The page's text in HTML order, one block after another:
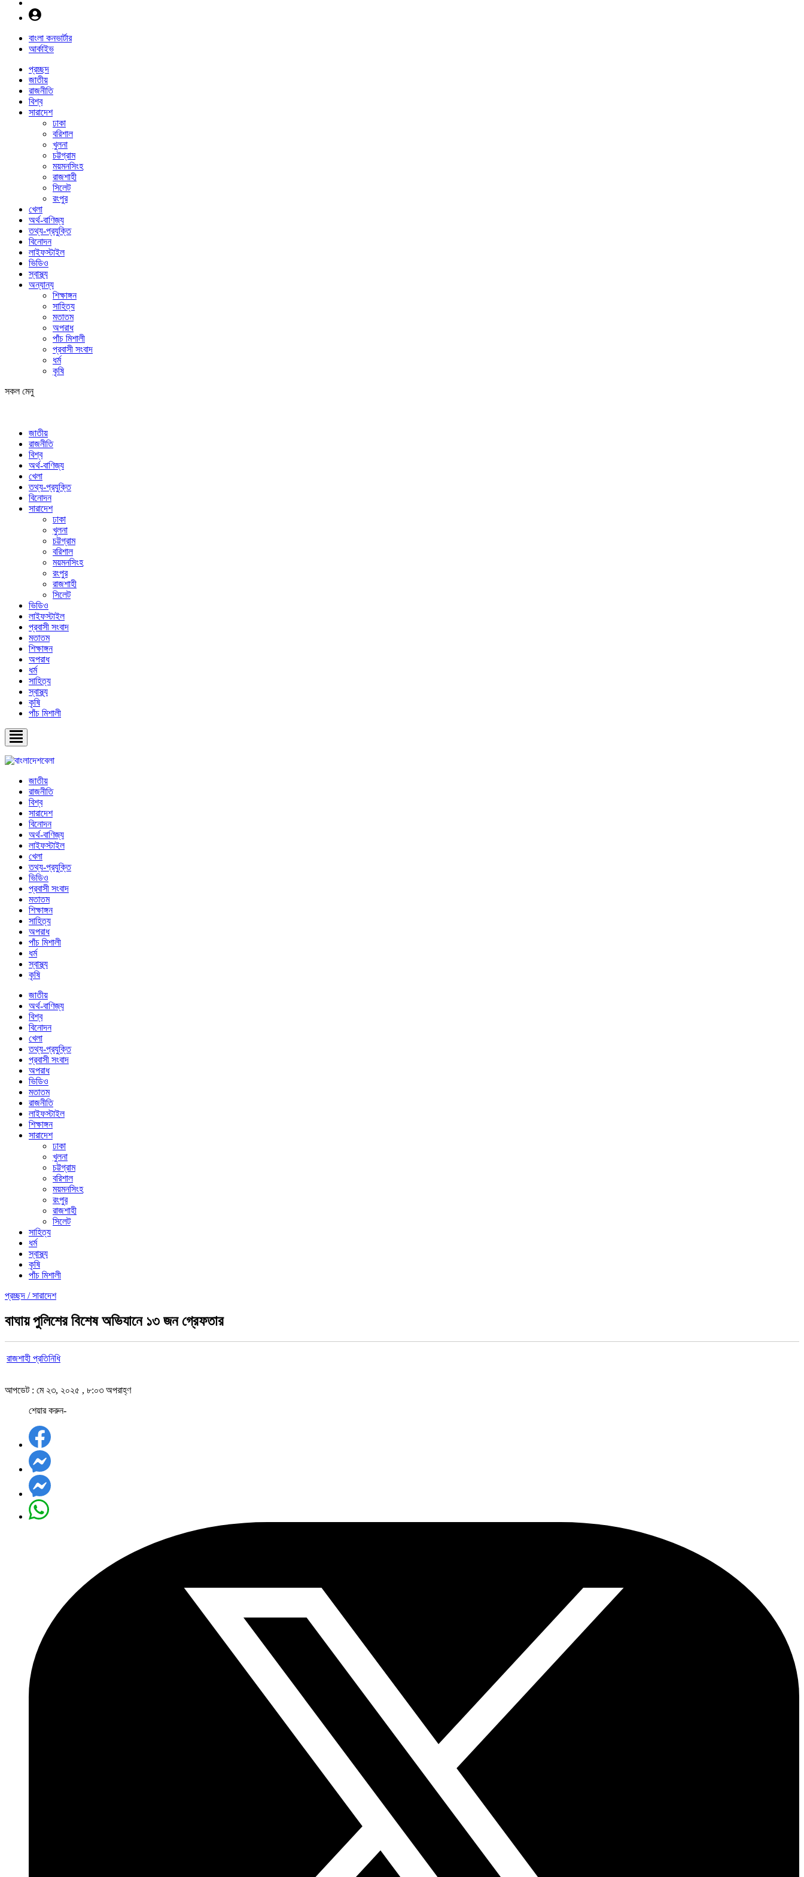
বাংলা কনভার্টার
আর্কাইভ
প্রচ্ছদ
জাতীয়
রাজনীতি
বিশ্ব
সারাদেশ
ঢাকা
বরিশাল
খুলনা
চট্টগ্রাম
ময়মনসিংহ
রাজশাহী
সিলেট
রংপুর
খেলা
অর্থ-বাণিজ্য
তথ্য-প্রযুক্তি
বিনোদন
লাইফস্টাইল
ভিডিও
স্বাস্থ্য
অন্যান্য
শিক্ষাঙ্গন
সাহিত্য
মতাতম
অপরাধ
পাঁচ মিশালী
প্রবাসী সংবাদ
ধর্ম
কৃষি
সকল মেনু
জাতীয়
রাজনীতি
বিশ্ব
অর্থ-বাণিজ্য
খেলা
তথ্য-প্রযুক্তি
বিনোদন
সারাদেশ
ঢাকা
খুলনা
চট্টগ্রাম
বরিশাল
ময়মনসিংহ
রংপুর
রাজশাহী
সিলেট
ভিডিও
লাইফস্টাইল
প্রবাসী সংবাদ
মতাতম
শিক্ষাঙ্গন
অপরাধ
ধর্ম
সাহিত্য
স্বাস্থ্য
কৃষি
পাঁচ মিশালী
জাতীয়
রাজনীতি
বিশ্ব
সারাদেশ
বিনোদন
অর্থ-বাণিজ্য
লাইফস্টাইল
খেলা
তথ্য-প্রযুক্তি
ভিডিও
প্রবাসী সংবাদ
মতাতম
শিক্ষাঙ্গন
সাহিত্য
অপরাধ
পাঁচ মিশালী
ধর্ম
স্বাস্থ্য
কৃষি
জাতীয়
অর্থ-বাণিজ্য
বিশ্ব
বিনোদন
খেলা
তথ্য-প্রযুক্তি
প্রবাসী সংবাদ
অপরাধ
ভিডিও
মতাতম
রাজনীতি
লাইফস্টাইল
শিক্ষাঙ্গন
সারাদেশ
ঢাকা
খুলনা
চট্টগ্রাম
বরিশাল
ময়মনসিংহ
রংপুর
রাজশাহী
সিলেট
সাহিত্য
ধর্ম
স্বাস্থ্য
কৃষি
পাঁচ মিশালী
প্রচ্ছদ /সারাদেশ
বাঘায় পুলিশের বিশেষ অভিযানে ১৩ জন গ্রেফতার
রাজশাহী প্রতিনিধি
আপডেট : মে ২৩, ২০২৫ , ৮:০৩ অপরাহ্ণ
শেয়ার করুন-